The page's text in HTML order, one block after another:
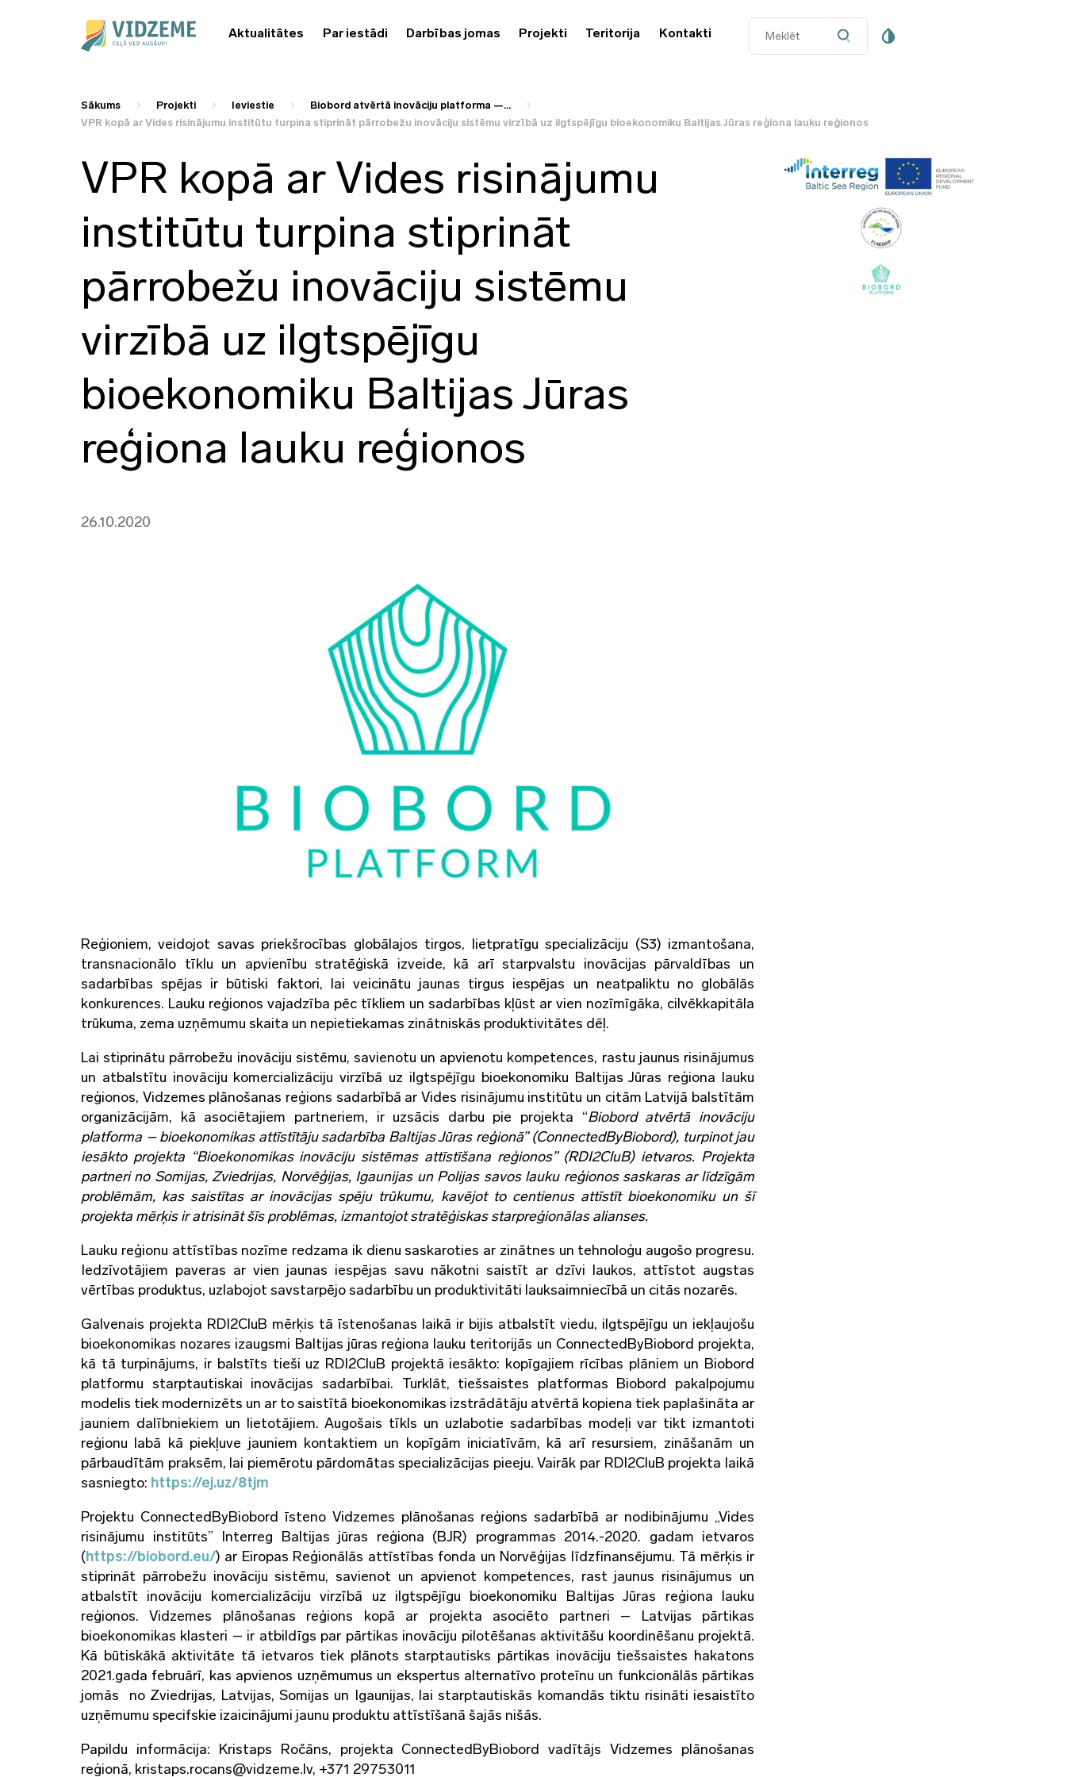
Aktualitātes Par iestādi Darbības jomas Projekti Teritorija Kontakti
Sākums Projekti Ieviestie
Biobord atvērtā inovāciju platforma —...
VPR kopā ar Vides risinājumu institūtu turpina stiprināt pārrobežu inovāciju sistēmu virzībā uz ilgtspējīgu bioekonomiku Baltijas Jūras reģiona lauku reģionos
VPR kopā ar Vides risinājumu
institūtu turpina stiprināt
pārrobežu inovāciju sistēmu
virzībā uz ilgtspējīgu
bioekonomiku Baltijas Jūras
reģiona lauku reģionos
26.10.2020
Reģioniem, veidojot savas priekšrocības globālajos tirgos, lietpratīgu specializāciju (S3) izmantošana,
transnacionālo tīklu un apvienību stratēģiskā izveide, kā arī starpvalstu inovācijas pārvaldības un
sadarbības spējas ir būtiski faktori, lai veicinātu jaunas tirgus iespējas un neatpaliktu no globālās
konkurences. Lauku reģionos vajadzība pēc tīkliem un sadarbības kļūst ar vien nozīmīgāka, cilvēkkapitāla
trūkuma, zema uzņēmumu skaita un nepietiekamas zinātniskās produktivitātes dēļ.
Lai stiprinātu pārrobežu inovāciju sistēmu, savienotu un apvienotu kompetences, rastu jaunus risinājumus
un atbalstītu inovāciju komercializāciju virzībā uz ilgtspējīgu bioekonomiku Baltijas Jūras reģiona lauku
reģionos, Vidzemes plānošanas reģions sadarbībā ar Vides risinājumu institūtu un citām Latvijā balstītām
organizācijām, kā asociētajiem partneriem, ir uzsācis darbu pie projekta “Biobordatvērtā inovāciju
platforma – bioekonomikas attīstītāju sadarbība Baltijas Jūras reģionā” (ConnectedByBiobord), turpinot jau
iesākto projekta “Bioekonomikas inovāciju sistēmas attīstīšana reģionos” (RDI2CluB) ietvaros. Projekta
partneri no Somijas, Zviedrijas, Norvēģijas, Igaunijas un Polijas savos lauku reģionos saskaras ar līdzīgām
problēmām, kas saistītas ar inovācijas spēju trūkumu, kavējot to centienus attīstīt bioekonomiku un šī
projekta mērķis ir atrisināt šīs problēmas, izmantojot stratēģiskas starpreģionālas alianses.
Lauku reģionu attīstības nozīme redzama ik dienu saskaroties ar zinātnes un tehnoloģu augošo progresu.
Iedzīvotājiem paveras ar vien jaunas iespējas savu nākotni saistīt ar dzīvi laukos, attīstot augstas
vērtības produktus, uzlabojot savstarpējo sadarbību un produktivitāti lauksaimniecībā un citās nozarēs.
Galvenais projekta RDI2CluB mērķis tā īstenošanas laikā ir bijis atbalstīt viedu, ilgtspējīgu un iekļaujošu
bioekonomikas nozares izaugsmi Baltijas jūras reģiona lauku teritorijās un ConnectedByBiobord projekta,
kā tā turpinājums, ir balstīts tieši uz RDI2CluB projektā iesākto: kopīgajiem rīcības plāniem un Biobord
platformu starptautiskai inovācijas sadarbībai. Turklāt, tiešsaistes platformas Biobord pakalpojumu
modelis tiek modernizēts un ar to saistītā bioekonomikas izstrādātāju atvērtā kopiena tiek paplašināta ar
jauniem dalībniekiem un lietotājiem. Augošais tīkls un uzlabotie sadarbības modeļi var tikt izmantoti
reģionu labā kā piekļuve jauniem kontaktiem un kopīgām iniciatīvām, kā arī resursiem, zināšanām un
pārbaudītām praksēm, lai piemērotu pārdomātas specializācijas pieeju. Vairāk par RDI2CluB projekta laikā
sasniegto: https://ej.uz/8tjm
Projektu ConnectedByBiobord īsteno Vidzemes plānošanas reģions sadarbībā ar nodibinājumu „Vides
risinājumu institūts” Interreg Baltijas jūras reģiona (BJR) programmas 2014.-2020. gadam ietvaros
(https://biobord.eu/) ar Eiropas Reģionālās attīstības fonda un Norvēģijas līdzfinansējumu. Tā mērķis ir
stiprināt pārrobežu inovāciju sistēmu, savienot un apvienot kompetences, rast jaunus risinājumus un
atbalstīt inovāciju komercializāciju virzībā uz ilgtspējīgu bioekonomiku Baltijas Jūras reģiona lauku
reģionos. Vidzemes plānošanas reģions kopā ar projekta asociēto partneri – Latvijas pārtikas
bioekonomikas klasteri – ir atbildīgs par pārtikas inovāciju pilotēšanas aktivitāšu koordinēšanu projektā.
Kā būtiskākā aktivitāte tā ietvaros tiek plānots starptautisks pārtikas inovāciju tiešsaistes hakatons
2021.gada februārī, kas apvienos uzņēmumus un ekspertus alternatīvo proteīnu un funkcionālās pārtikas
jomās no Zviedrijas, Latvijas, Somijas un Igaunijas, lai starptautiskās komandās tiktu risināti iesaistīto
uzņēmumu specifskie izaicinājumi jaunu produktu attīstīšanā šajās nišās.
Papildu informācija: Kristaps Ročāns, projekta ConnectedByBiobord vadītājs Vidzemes plānošanas
reģionā, kristaps.rocans@vidzeme.lv, +371 29753011